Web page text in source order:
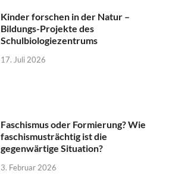
Kinder forschen in der Natur –
Bildungs-Projekte des
Schulbiologiezentrums
17. Juli 2026
Faschismus oder Formierung? Wie
faschismusträchtig ist die
gegenwärtige Situation?
3. Februar 2026